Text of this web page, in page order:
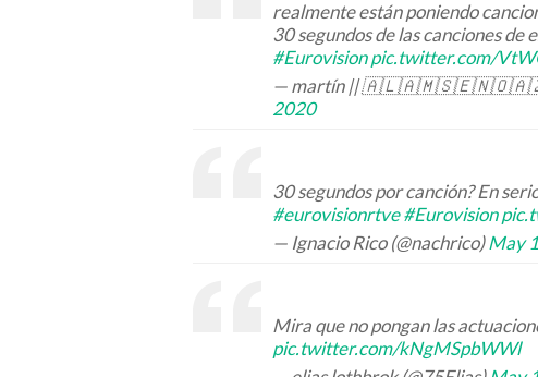
realmente están poniendo
30 segundos de las canciones de
#Eurovision pic.twitter.com/
— martín ||
2020
30 segundos por canción? En
#eurovisionrtve #Eurovision
— Ignacio Rico (@nachrico)May
Mira que no pongan las
pic.twitter.com/kNgMSpbWWl